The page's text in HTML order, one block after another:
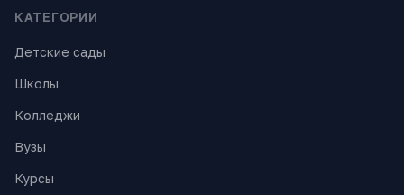
КАТЕГОРИИ
Детские сады
Школы
Колледжи
Вузы
Курсы